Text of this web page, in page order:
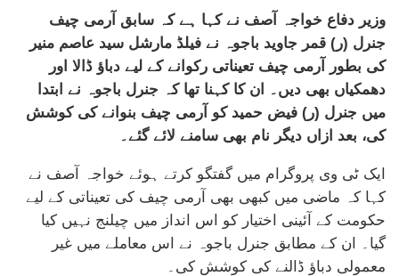
وزیر دفاع خواجہ آصف نے کہا ہے کہ سابق آرمی چیف
جنرل (ر) قمر جاوید باجوہ نے فیلڈ مارشل سید عاصم منیر
کی بطور آرمی چیف تعیناتی رکوانے کے لیے دباؤ ڈالا اور
دھمکیاں بھی دیں۔ ان کا کہنا تھا کہ جنرل باجوہ نے ابتدا
میں جنرل (ر) فیض حمید کو آرمی چیف بنوانے کی کوشش
کی، بعد ازاں دیگر نام بھی سامنے لائے گئے۔
ایک ٹی وی پروگرام میں گفتگو کرتے ہوئے خواجہ آصف نے
کہا کہ ماضی میں کبھی بھی آرمی چیف کی تعیناتی کے لیے
حکومت کے آئینی اختیار کو اس انداز میں چیلنج نہیں کیا
گیا۔ ان کے مطابق جنرل باجوہ نے اس معاملے میں غیر
معمولی دباؤ ڈالنے کی کوشش کی۔